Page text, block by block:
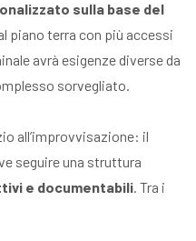
sulla base del
piano terra con più accessi
avrà esigenze diverse da
sorvegliato.
all’improvvisazione: il
seguire una struttura
e documentabili. Tra i